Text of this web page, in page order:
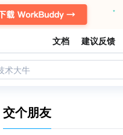
文档 建议反馈
术大牛
交个朋友